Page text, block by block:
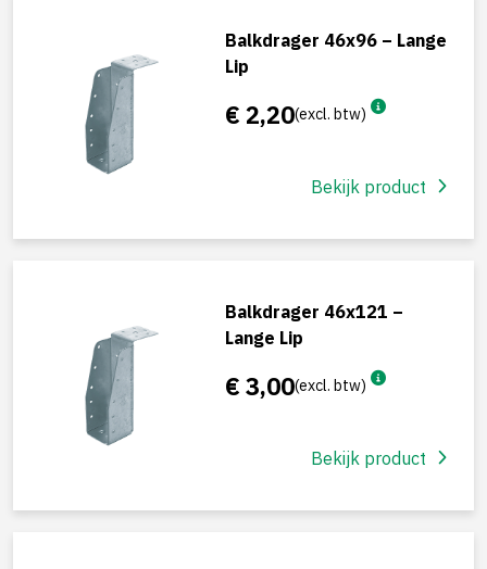
Balkdrager 46x96 – Lange
Lip
€ 2,20(excl. btw)
Bekijk product
Balkdrager 46x121 –
Lange Lip
€ 3,00(excl. btw)
Bekijk product